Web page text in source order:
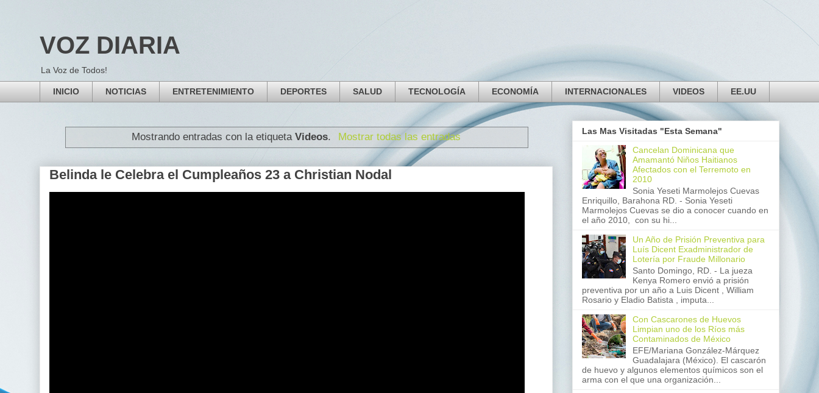
VOZ DIARIA
La Voz de Todos!
INICIO NOTICIAS ENTRETENIMIENTO DEPORTES SALUD TECNOLOGÍA ECONOMÍA INTERNACIONALES VIDEOS EE.UU
Mostrando entradas con la etiquetaVideos. Mostrar todas las entradas
Belinda le Celebra el Cumpleaños 23 a Christian Nodal
Las Mas Visitadas "Esta Semana"
Cancelan Dominicana que
Amamantó Niños Haitianos
Afectados con el Terremoto en
2010
Sonia Yeseti Marmolejos Cuevas
Enriquillo, Barahona RD. - Sonia Yeseti
Marmolejos Cuevas se dio a conocer cuando en
el año 2010, con su hi...
Un Año de Prisión Preventiva para
Luís Dicent Exadministrador de
Lotería por Fraude Millonario
Santo Domingo, RD. - La jueza
Kenya Romero envió a prisión
preventiva por un año a Luis Dicent , William
Rosario y Eladio Batista , imputa...
Con Cascarones de Huevos
Limpian uno de los Ríos más
Contaminados de México
EFE/Mariana González-Márquez
Guadalajara (México). El cascarón
de huevo y algunos elementos químicos son el
arma con el que una organización...